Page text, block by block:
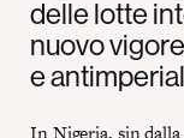
delle lotte
nuovo
e
In Nigeria, sin